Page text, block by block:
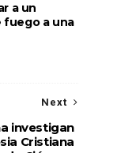
a un
fuego a una
Next
investigan
Cristiana